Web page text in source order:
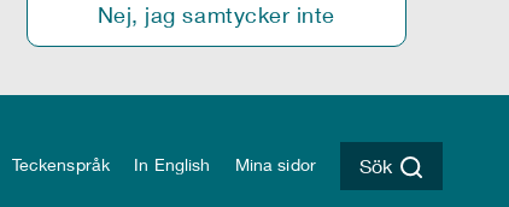
Nej, jag samtycker inte
Teckenspråk In English Mina sidor Sök